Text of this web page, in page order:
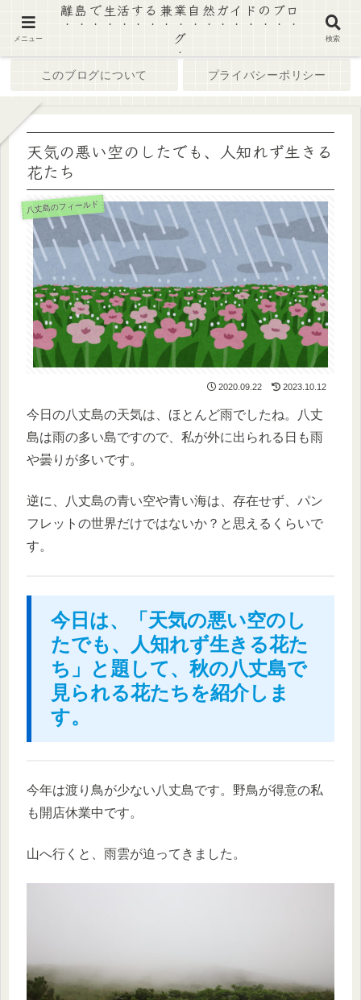
このブログについて プライバシーポリシー
天気の悪い空のしたでも、人知れず生きる
花たち
八丈島のフィールド
2020.09.22 2023.10.12
今日の八丈島の天気は、ほとんど雨でしたね。八丈
島は雨の多い島ですので、私が外に出られる日も雨
や曇りが多いです。
逆に、八丈島の青い空や青い海は、存在せず、パン
フレットの世界だけではないか？と思えるくらいで
す。
今日は、「天気の悪い空のし
たでも、人知れず生きる花た
ち」と題して、秋の八丈島で
見られる花たちを紹介しま
す。
今年は渡り鳥が少ない八丈島です。野鳥が得意の私
も開店休業中です。
山へ行くと、雨雲が迫ってきました。
メニュー
離島で生活する兼業自然ガイドのブロ
グ
検索